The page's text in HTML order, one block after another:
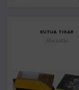
KUTIJA TIGAR
Šifra: 64834